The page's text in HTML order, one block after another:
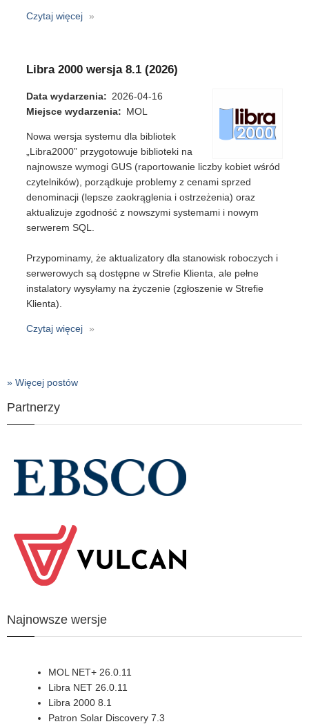
Czytaj więcej
o
Libra 2000 wersja 8.1 (2026)
Data wydarzenia
2026-04-16
Miejsce wydarzenia
MOL
Nowa wersja systemu dla bibliotek
„Libra2000” przygotowuje biblioteki na
najnowsze wymogi GUS (raportowanie liczby kobiet wśród
czytelników), porządkuje problemy z cenami sprzed
denominacji (lepsze zaokrąglenia i ostrzeżenia) oraz
aktualizuje zgodność z nowszymi systemami i nowym
serwerem SQL.
Przypominamy, że aktualizatory dla stanowisk roboczych i
serwerowych są dostępne w Strefie Klienta, ale pełne
instalatory wysyłamy na życzenie (zgłoszenie w Strefie
Klienta).
Czytaj więcej
o
» Więcej postów
Partnerzy
Najnowsze wersje
MOL NET+ 26.0.11
Libra NET 26.0.11
Libra 2000 8.1
Patron Solar Discovery 7.3